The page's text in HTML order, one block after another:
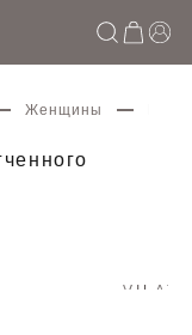
Женщины